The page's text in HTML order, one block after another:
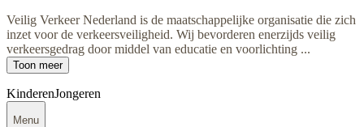
Veilig Verkeer Nederland is de maatschappelijke organisatie die zich
inzet voor de verkeersveiligheid. Wij bevorderen enerzijds veilig
verkeersgedrag door middel van educatie en voorlichting ...
Toon meer
KinderenJongeren
Menu